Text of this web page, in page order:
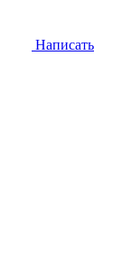
Написать